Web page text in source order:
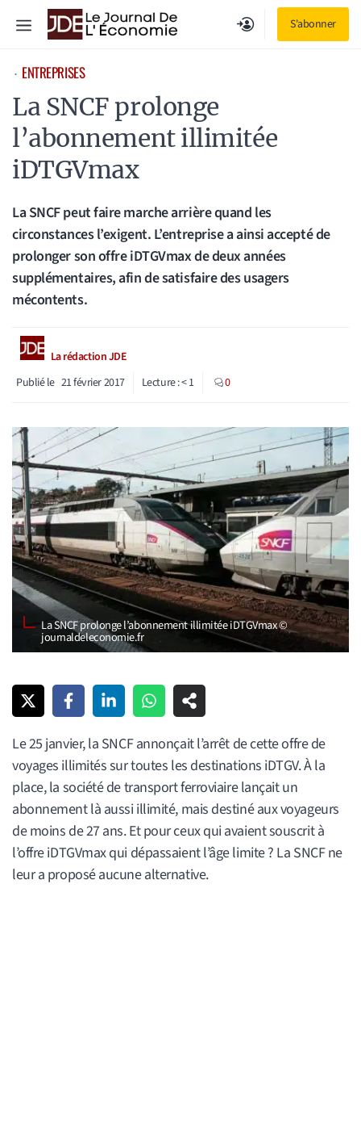
S'abonner
Menu
⋅ ENTREPRISES
La SNCF prolonge
l’abonnement illimitée
iDTGVmax
La SNCF peut faire marche arrière quand les
circonstances l’exigent. L’entreprise a ainsi accepté de
prolonger son offre iDTGVmax de deux années
supplémentaires, afin de satisfaire des usagers
mécontents.
La rédaction JDE
Publié le 21 février 2017 Lecture :< 1 0
La SNCF prolonge l’abonnement illimitée iDTGVmax ©
journaldeleconomie.fr
Le 25 janvier, la SNCF annonçait l’arrêt de cette offre de
voyages illimités sur toutes les destinations iDTGV. À la
place, la société de transport ferroviaire lançait un
abonnement là aussi illimité, mais destiné aux voyageurs
de moins de 27 ans. Et pour ceux qui avaient souscrit à
l’offre iDTGVmax qui dépassaient l’âge limite ? La SNCF ne
leur a proposé aucune alternative.